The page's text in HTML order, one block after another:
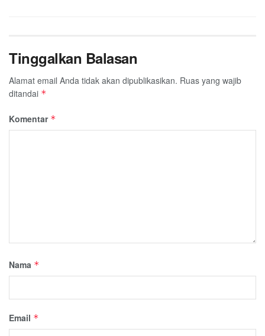
Tinggalkan Balasan
Alamat email Anda tidak akan dipublikasikan. Ruas yang wajib
ditandai *
Komentar *
Nama *
Email *